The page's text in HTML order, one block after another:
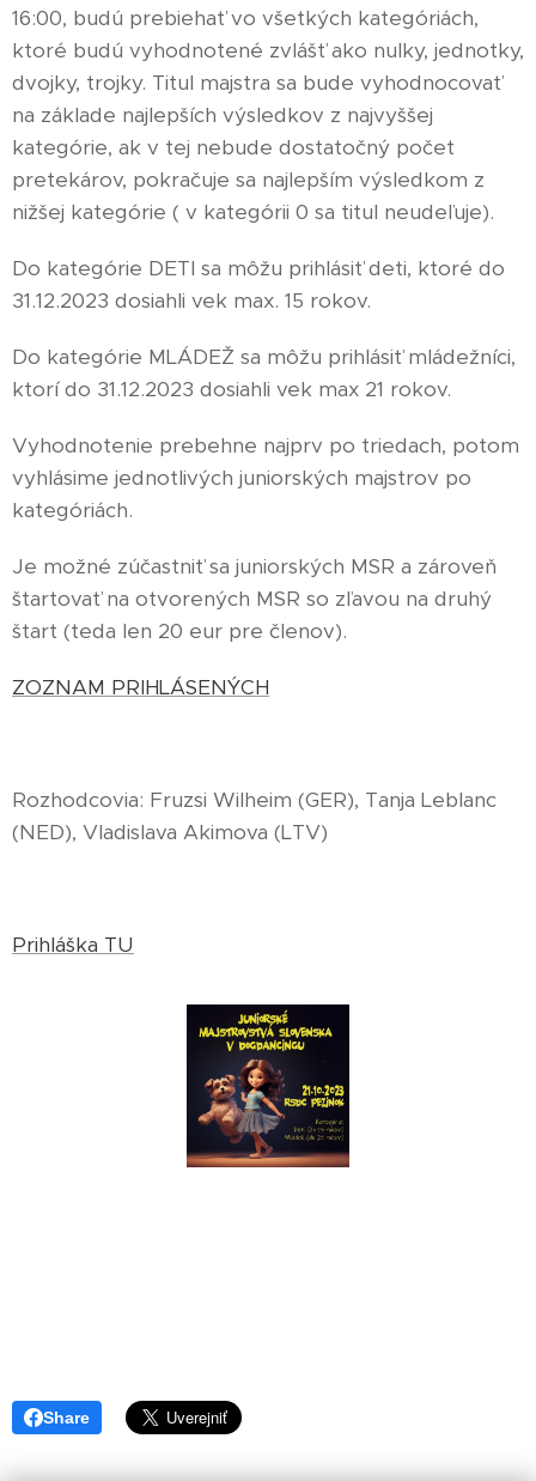
16:00, budú prebiehať vo všetkých kategóriách,
ktoré budú vyhodnotené zvlášť ako nulky, jednotky,
dvojky, trojky. Titul majstra sa bude vyhodnocovať
na základe najlepších výsledkov z najvyššej
kategórie, ak v tej nebude dostatočný počet
pretekárov, pokračuje sa najlepším výsledkom z
nižšej kategórie ( v kategórii 0 sa titul neudeľuje).
Do kategórie DETI sa môžu prihlásiť deti, ktoré do
31.12.2023 dosiahli vek max. 15 rokov.
Do kategórie MLÁDEŽ sa môžu prihlásiť mládežníci,
ktorí do 31.12.2023 dosiahli vek max 21 rokov.
Vyhodnotenie prebehne najprv po triedach, potom
vyhlásime jednotlivých juniorských majstrov po
kategóriách.
Je možné zúčastniť sa juniorských MSR a zároveň
štartovať na otvorených MSR so zľavou na druhý
štart (teda len 20 eur pre členov).
ZOZNAM PRIHLÁSENÝCH
Rozhodcovia: Fruzsi Wilheim (GER), Tanja Leblanc
(NED), Vladislava Akimova (LTV)
Prihláška TU
Share